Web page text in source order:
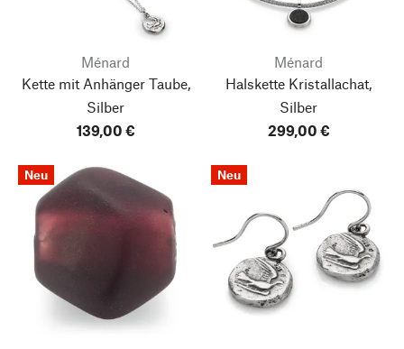
Ménard
Kette mit Anhänger Taube,
Silber
139,00 €
Ménard
Halskette Kristallachat,
Silber
299,00 €
Neu Neu